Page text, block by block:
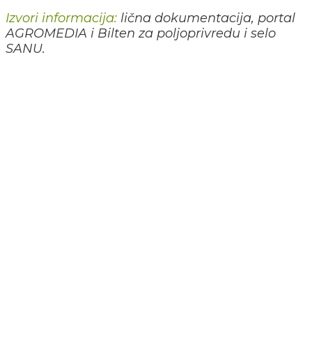
Izvori informacija: lična dokumentacija, portal
AGROMEDIA i Bilten za poljoprivredu i selo
SANU.